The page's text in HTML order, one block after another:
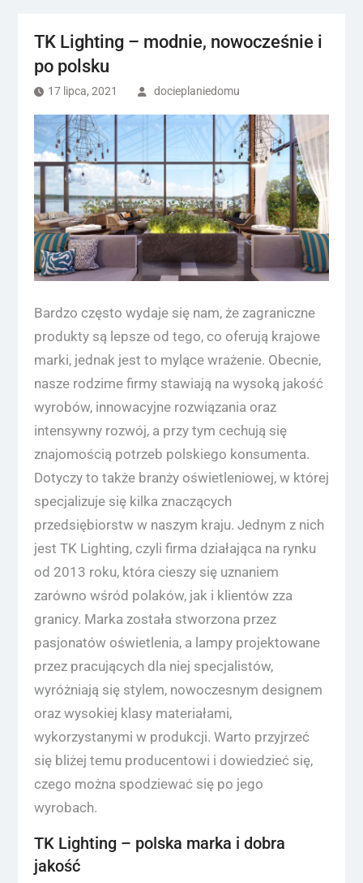
TK Lighting – modnie, nowocześnie i
po polsku
17 lipca, 2021 docieplaniedomu
Bardzo często wydaje się nam, że zagraniczne
produkty są lepsze od tego, co oferują krajowe
marki, jednak jest to mylące wrażenie. Obecnie,
nasze rodzime firmy stawiają na wysoką jakość
wyrobów, innowacyjne rozwiązania oraz
intensywny rozwój, a przy tym cechują się
znajomością potrzeb polskiego konsumenta.
Dotyczy to także branży oświetleniowej, w której
specjalizuje się kilka znaczących
przedsiębiorstw w naszym kraju. Jednym z nich
jest TK Lighting, czyli firma działająca na rynku
od 2013 roku, która cieszy się uznaniem
zarówno wśród polaków, jak i klientów zza
granicy. Marka została stworzona przez
pasjonatów oświetlenia, a lampy projektowane
przez pracujących dla niej specjalistów,
wyróżniają się stylem, nowoczesnym designem
oraz wysokiej klasy materiałami,
wykorzystanymi w produkcji. Warto przyjrzeć
się bliżej temu producentowi i dowiedzieć się,
czego można spodziewać się po jego
wyrobach.
TK Lighting – polska marka i dobra
jakość